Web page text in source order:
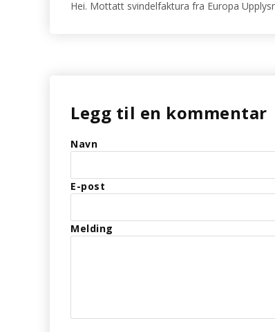
Hei. Mottatt svindelfaktura fra Europa
Legg til en kommentar
Navn
E-post
Melding